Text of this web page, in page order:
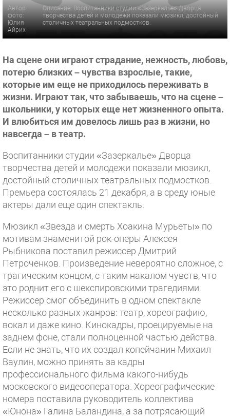
Автор
фото:
Юлия
Айрих
Описание: Воспитанники студии «Зазеркалье» Дворца
творчества детей и молодежи показали мюзикл, достойный
столичных театральных подмостков.
На сцене они играют страдание, нежность, любовь,
потерю близких – чувства взрослые, такие,
которые им еще не приходилось переживать в
жизни. Играют так, что забываешь, что на сцене –
школьники, у которых еще нет жизненного опыта.
И влюбиться им довелось лишь раз в жизни, но
навсегда – в театр.
Воспитанники студии «Зазеркалье» Дворца
творчества детей и молодежи показали мюзикл,
достойный столичных театральных подмостков.
Премьера состоялась 21 декабря, а в среду юные
актеры дали еще один спектакль.
Мюзикл «Звезда и смерть Хоакина Мурьеты» по
мотивам знаменитой рок-оперы Алексея
Рыбникова поставил режиссер Дмитрий
Петроченков. Произведение невероятно сложное, с
трагическим концом, с таким накалом чувств, что
это роднит его с шекспировскими трагедиями.
Режиссер смог объединить в одном спектакле
несколько разных жанров: театр, хореографию,
вокал и даже кино. Кинокадры, проецируемые на
заднем фоне, стали полноценной частью действа.
Если не знать, что их создал копейчанин Михаил
Ваулин, можно принять за кадры
профессионального фильма какого-нибудь
московского видеооператора. Хореографические
номера поставила руководитель коллектива
«Юнона» Галина Баландина, а за потрясающий